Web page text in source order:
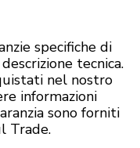
specifiche di
tecnica.
nel nostro
informazioni
sono forniti
Trade.